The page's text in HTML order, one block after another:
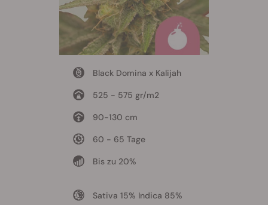
Black Domina x Kalijah
525 - 575 gr/m2
90-130 cm
60 - 65 Tage
Bis zu 20%
Sativa 15% Indica 85%